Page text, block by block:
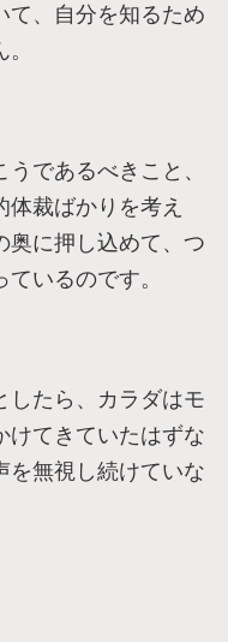
て、自分を知るため
であるべきこと、
裁ばかりを考え
奥に押し込めて、つ
いるのです。
したら、カラダはモ
けてきていたはずな
を無視し続けていな